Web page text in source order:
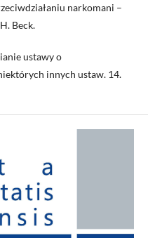
narkomani –
Beck.
ustawy o
innych ustaw. 14.